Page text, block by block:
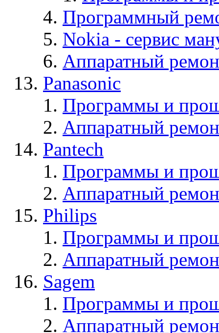
Программный
Nokia - cервис
Аппаратный
Panasonic
Программы и
Аппаратный
Pantech
Программы и
Аппаратный
Philips
Программы и
Аппаратный
Sagem
Программы и
Аппаратный